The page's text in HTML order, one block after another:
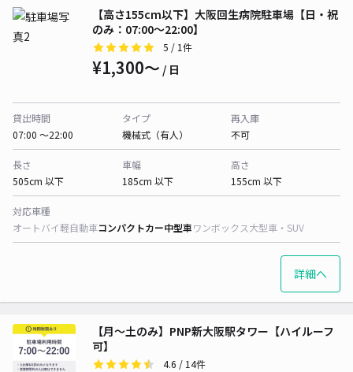
【高さ155cm以下】大阪回生病院駐車場【日・祝
のみ：07:00～22:00】
5 / 1件
¥1,300〜 / 日
貸出時間
07:00 〜22:00
タイプ
機械式（有人）
再入庫
不可
長さ
505cm 以下
車幅
185cm 以下
高さ
155cm 以下
対応車種
オートバイ軽自動車コンパクトカー中型車ワンボックス大型車・SUV
詳細へ
【月～土のみ】PNP新大阪駅タワー【ハイルーフ
可】
4.6 / 14件